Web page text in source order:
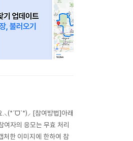
.⸜(*ˊᗜˋ*)⸝ [참여방법]아래
자의 응모는 무효 처리
처한 이미지에 한하여 참